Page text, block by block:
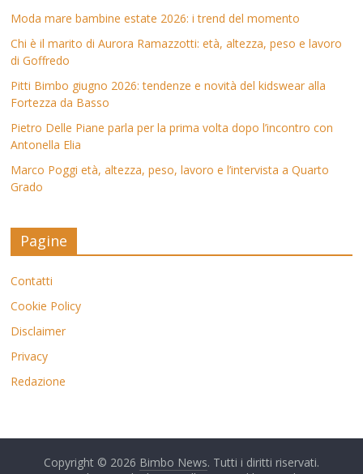
Moda mare bambine estate 2026: i trend del momento
Chi è il marito di Aurora Ramazzotti: età, altezza, peso e lavoro
di Goffredo
Pitti Bimbo giugno 2026: tendenze e novità del kidswear alla
Fortezza da Basso
Pietro Delle Piane parla per la prima volta dopo l’incontro con
Antonella Elia
Marco Poggi età, altezza, peso, lavoro e l’intervista a Quarto
Grado
Pagine
Contatti
Cookie Policy
Disclaimer
Privacy
Redazione
Copyright © 2026 Bimbo News. Tutti i diritti riservati.